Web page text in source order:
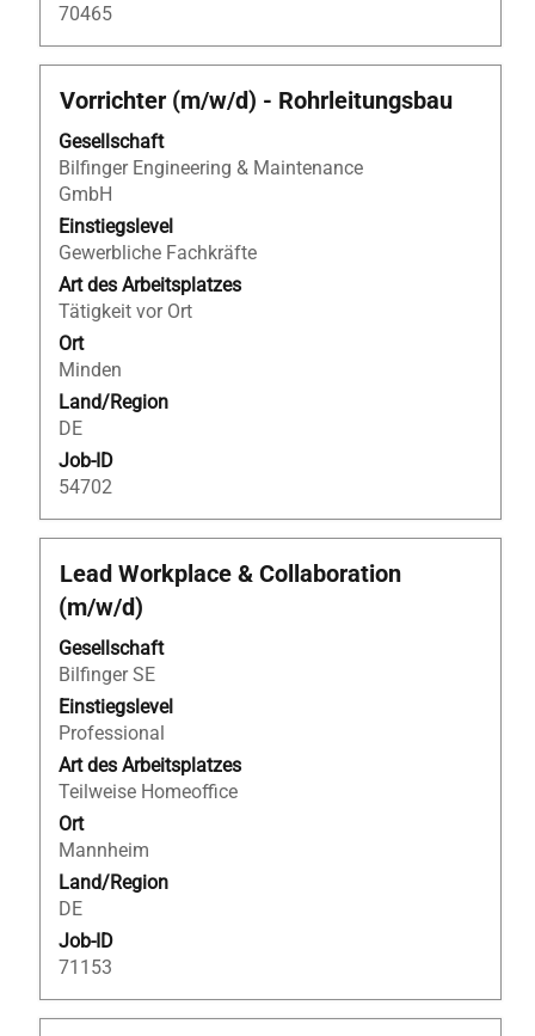
70465
Stellenbezeichnung
Vorrichter (m/w/d) - Rohrleitungsbau
Gesellschaft
Bilfinger Engineering & Maintenance
GmbH
Einstiegslevel
Gewerbliche Fachkräfte
Art des Arbeitsplatzes
Tätigkeit vor Ort
Ort
Minden
Land/Region
DE
Job-ID
54702
Drücken
die
Leertaste,
um
die
Stelleninformationen
vollständig
anzuzeigen.
Stellenbezeichnung
Lead Workplace & Collaboration
(m/w/d)
Gesellschaft
Bilfinger SE
Einstiegslevel
Professional
Art des Arbeitsplatzes
Teilweise Homeoffice
Ort
Mannheim
Land/Region
DE
Job-ID
71153
Drücken
Sie
die
Leertaste,
um
die
Stelleninformationen
vollständig
anzuzeigen.